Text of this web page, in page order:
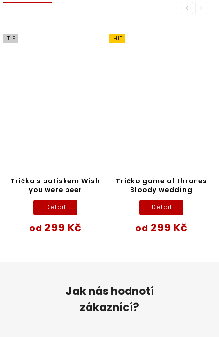
Previous
TIP
Tričko s potiskem Wish
you were beer
od 299 Kč
Detail
HIT
Tričko game of thrones
Bloody wedding
od 299 Kč
Detail
Next
Jak nás hodnotí
zákaznící?